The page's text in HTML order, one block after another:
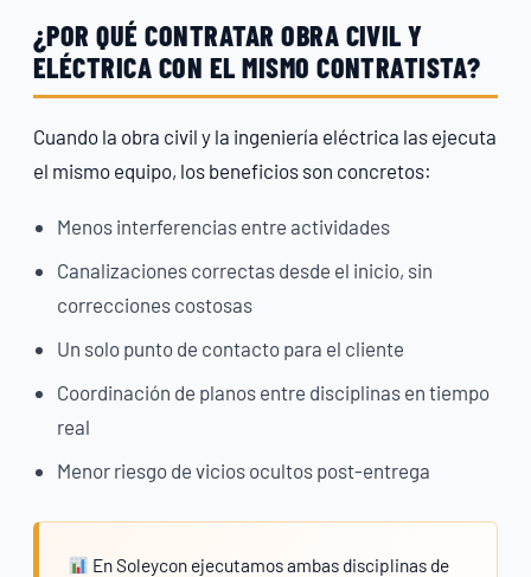
¿POR QUÉ CONTRATAR OBRA CIVIL Y
ELÉCTRICA CON EL MISMO CONTRATISTA?
Cuando la obra civil y la ingeniería eléctrica las ejecuta
el mismo equipo, los beneficios son concretos:
Menos interferencias entre actividades
Canalizaciones correctas desde el inicio, sin
correcciones costosas
Un solo punto de contacto para el cliente
Coordinación de planos entre disciplinas en tiempo
real
Menor riesgo de vicios ocultos post-entrega
En Soleycon ejecutamos ambas disciplinas de